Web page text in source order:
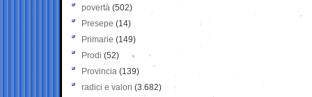
povertà (502)
Presepe (14)
Primarie (149)
Prodi (52)
Provincia (139)
radici e valori (3.682)